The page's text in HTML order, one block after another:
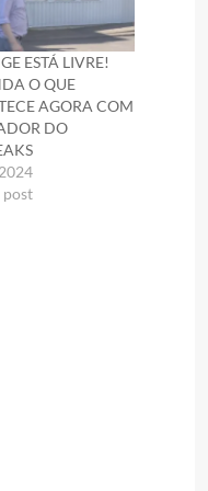
ESTÁ LIVRE!
O QUE
AGORA COM
DO
post